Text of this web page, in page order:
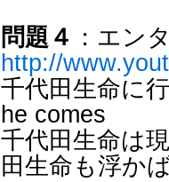
問題４ ：エン
http://
千代田生命に
he comes
千代田生命は
田生命も浮か